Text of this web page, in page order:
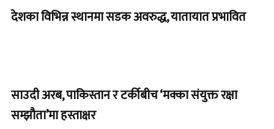
देशका विभिन्न स्थानमा सडक अवरुद्ध, यातायात प्रभावित
साउदी अरब, पाकिस्तान र टर्कीबीच ‘मक्का संयुक्त रक्षा
सम्झौता’मा हस्ताक्षर